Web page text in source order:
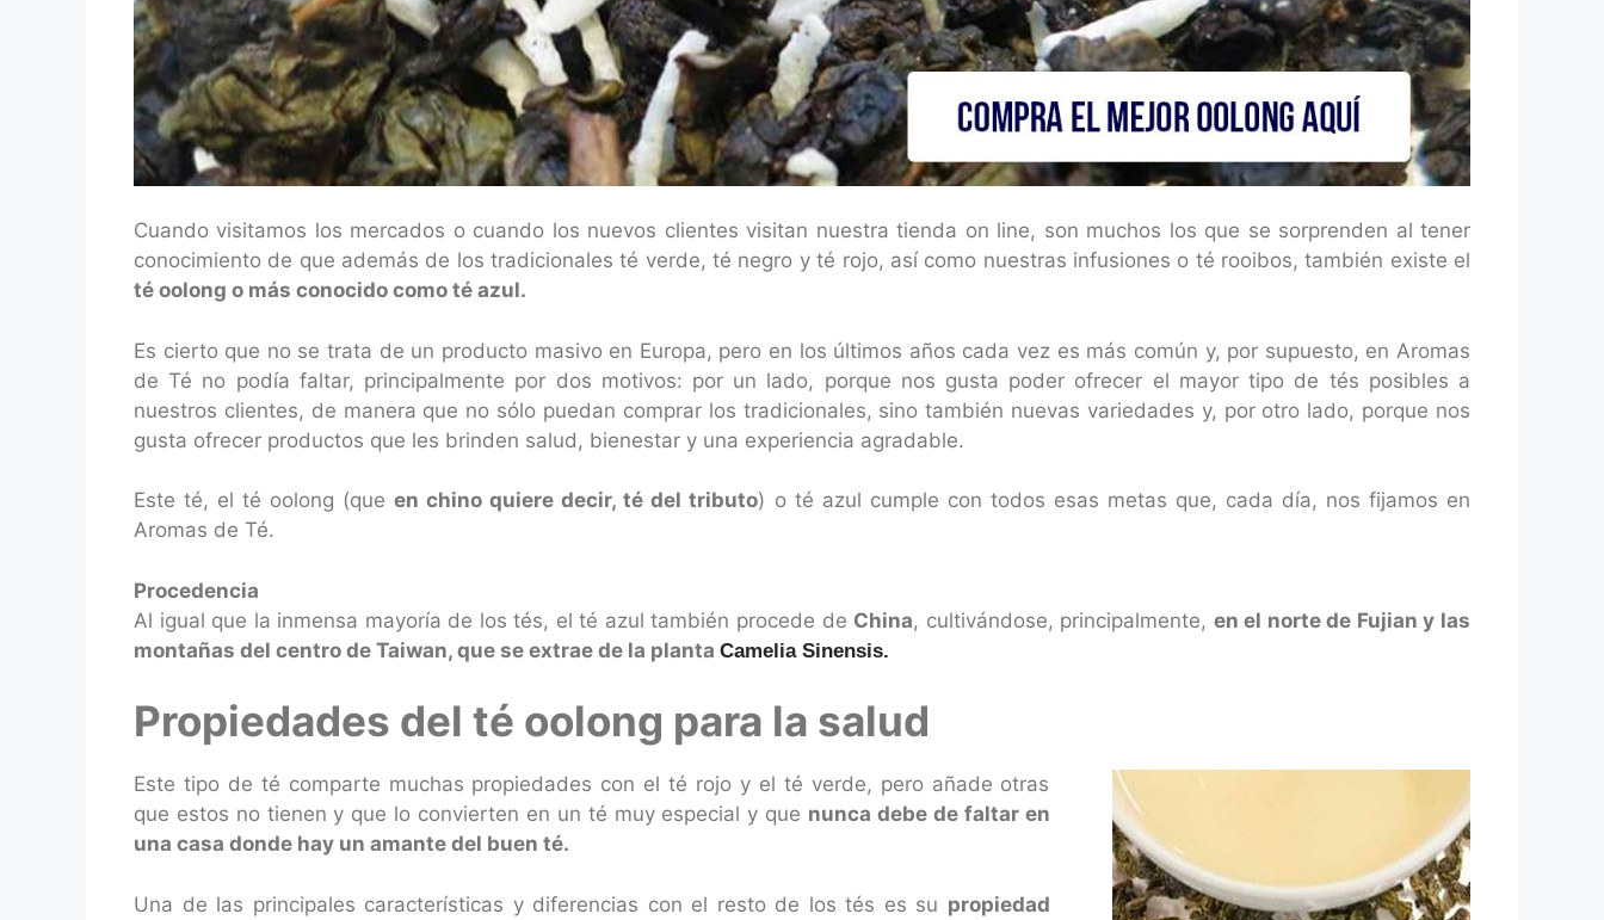
Cuando visitamos los mercados o cuando los nuevos clientes visitan nuestra tienda on line, son muchos los que se sorprenden al tener
conocimiento de que además de los tradicionales té verde, té negro y té rojo, así como nuestras infusiones o té rooibos, también existe el
té oolong o más conocido como té azul.
Es cierto que no se trata de un producto masivo en Europa, pero en los últimos años cada vez es más común y, por supuesto, en Aromas
de Té no podía faltar, principalmente por dos motivos: por un lado, porque nos gusta poder ofrecer el mayor tipo de tés posibles a
nuestros clientes, de manera que no sólo puedan comprar los tradicionales, sino también nuevas variedades y, por otro lado, porque nos
gusta ofrecer productos que les brinden salud, bienestar y una experiencia agradable.
Este té, el té oolong (queen chino quiere decir, té del tributo) o té azul cumple con todos esas metas que, cada día, nos fijamos en
Aromas de Té.
Procedencia
Al igual que la inmensa mayoría de los tés, el té azul también procede de China, cultivándose, principalmente, en el norte de Fujian y las
montañas del centro de Taiwan, que se extrae de la planta Camelia Sinensis.
Propiedades del té oolong para la salud
Este tipo de té comparte muchas propiedades con el té rojo y el té verde, pero añade otras
que estos no tienen y que lo convierten en un té muy especial y que nunca debe de faltar en
una casa donde hay un amante del buen té.
Una de las principales características y diferencias con el resto de los tés es su propiedad